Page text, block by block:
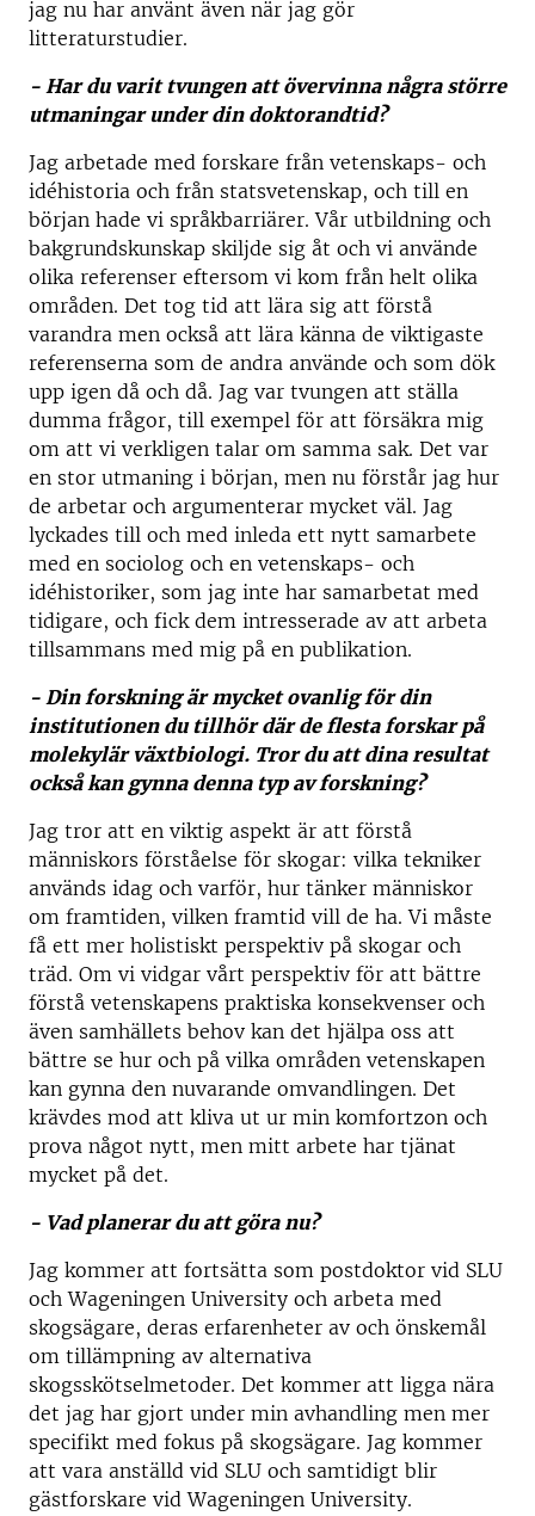
jag nu har använt även när jag gör
litteraturstudier.
- Har du varit tvungen att övervinna några större
utmaningar under din doktorandtid?
Jag arbetade med forskare från vetenskaps- och
idéhistoria och från statsvetenskap, och till en
början hade vi språkbarriärer. Vår utbildning och
bakgrundskunskap skiljde sig åt och vi använde
olika referenser eftersom vi kom från helt olika
områden. Det tog tid att lära sig att förstå
varandra men också att lära känna de viktigaste
referenserna som de andra använde och som dök
upp igen då och då. Jag var tvungen att ställa
dumma frågor, till exempel för att försäkra mig
om att vi verkligen talar om samma sak. Det var
en stor utmaning i början, men nu förstår jag hur
de arbetar och argumenterar mycket väl. Jag
lyckades till och med inleda ett nytt samarbete
med en sociolog och en vetenskaps- och
idéhistoriker, som jag inte har samarbetat med
tidigare, och fick dem intresserade av att arbeta
tillsammans med mig på en publikation.
- Din forskning är mycket ovanlig för din
institutionen du tillhör där de flesta forskar på
molekylär växtbiologi. Tror du att dina resultat
också kan gynna denna typ av forskning?
Jag tror att en viktig aspekt är att förstå
människors förståelse för skogar: vilka tekniker
används idag och varför, hur tänker människor
om framtiden, vilken framtid vill de ha. Vi måste
få ett mer holistiskt perspektiv på skogar och
träd. Om vi vidgar vårt perspektiv för att bättre
förstå vetenskapens praktiska konsekvenser och
även samhällets behov kan det hjälpa oss att
bättre se hur och på vilka områden vetenskapen
kan gynna den nuvarande omvandlingen. Det
krävdes mod att kliva ut ur min komfortzon och
prova något nytt, men mitt arbete har tjänat
mycket på det.
- Vad planerar du att göra nu?
Jag kommer att fortsätta som postdoktor vid SLU
och Wageningen University och arbeta med
skogsägare, deras erfarenheter av och önskemål
om tillämpning av alternativa
skogsskötselmetoder. Det kommer att ligga nära
det jag har gjort under min avhandling men mer
specifikt med fokus på skogsägare. Jag kommer
att vara anställd vid SLU och samtidigt blir
gästforskare vid Wageningen University.